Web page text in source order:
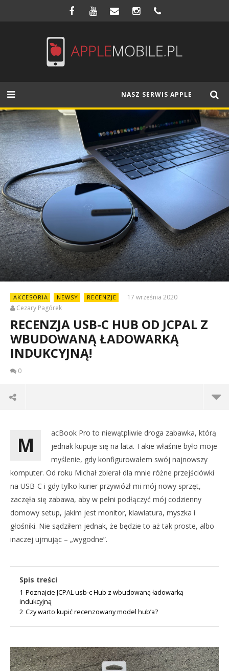
NASZ SERWIS APPLE
AKCESORIA NEWSY RECENZJE
17 września 2020
Cezary Pagórek
RECENZJA USB-C HUB OD JCPAL Z
WBUDOWANĄ ŁADOWARKĄ
INDUKCYJNĄ!
0
ŁADOWARKĄ INDUKCYJNĄ!
17
września
2020
Cezary
Pagórek
M
acBook Pro to niewątpliwie droga zabawka, którą
jednak kupuje się na lata. Takie właśnie było moje
myślenie, gdy konfigurowałem swój najnowszy
komputer. Od roku Michał zbierał dla mnie różne przejściówki
na USB-C i gdy tylko kurier przywiózł mi mój nowy sprzęt,
zaczęła się zabawa, aby w pełni podłączyć mój codzienny
domowy setup, jakim jest monitor, klawiatura, myszka i
głośniki. Nie sądziłem jednak, że będzie to aż tak proste, albo
inaczej ujmując – „wygodne”.
Spis treści
1 Poznajcie JCPAL usb-c Hub z wbudowaną ładowarką
indukcyjną
2 Czy warto kupić recenzowany model hub’a?